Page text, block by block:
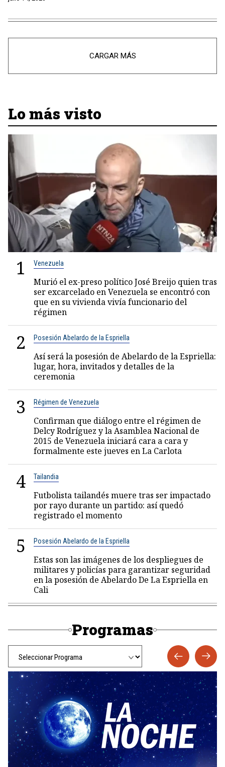
CARGAR MÁS
Lo más visto
1 Venezuela
Murió el ex-preso político José Breijo quien tras
ser excarcelado en Venezuela se encontró con
que en su vivienda vivía funcionario del
régimen
2 Posesión Abelardo de la Espriella
Así será la posesión de Abelardo de la Espriella:
lugar, hora, invitados y detalles de la
ceremonia
3 Régimen de Venezuela
Confirman que diálogo entre el régimen de
Delcy Rodríguez y la Asamblea Nacional de
2015 de Venezuela iniciará cara a cara y
formalmente este jueves en La Carlota
4 Tailandia
Futbolista tailandés muere tras ser impactado
por rayo durante un partido: así quedó
registrado el momento
5 Posesión Abelardo de la Espriella
Estas son las imágenes de los despliegues de
militares y policías para garantizar seguridad
en la posesión de Abelardo De La Espriella en
Cali
Programas